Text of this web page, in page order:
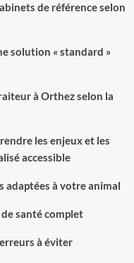
de référence selon
solution « standard »
à Orthez selon la
les enjeux et les
accessible
adaptées à votre animal
santé complet
à éviter